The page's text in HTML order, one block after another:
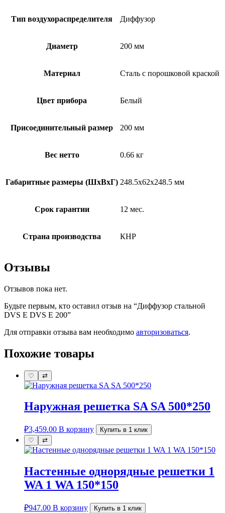
Тип воздухораспределителя Диффузор
Диаметр 200 мм
Материал Сталь с порошковой краской
Цвет прибора Белый
Присоединительный размер 200 мм
Вес нетто 0.66 кг
Габаритные размеры (ШxВxГ) 248.5x62x248.5 мм
Срок гарантии 12 мес.
Страна производства КНР
Отзывы
Отзывов пока нет.
Будьте первым, кто оставил отзыв на “Диффузор стальной
DVS E DVS E 200”
Для отправки отзыва вам необходимо авторизоваться.
Похожие товары
♡ ⇄
Наружная решетка SA SA 500*250
₽3,459.00 В корзину
Купить в 1 клик
♡
⇄
Настенные однорядные решетки 1
WA 1 WA 150*150
₽947.00 В корзину
Купить в 1 клик